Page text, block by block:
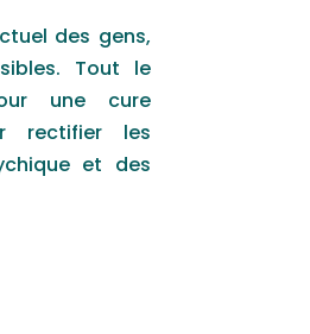
des gens,
Tout le
une cure
rectifier les
et des